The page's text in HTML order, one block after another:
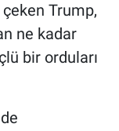
Trump,
ne kadar
bir orduları